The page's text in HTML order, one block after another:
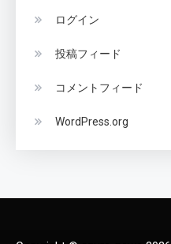
ログイン
投稿フィード
コメントフィード
WordPress.org